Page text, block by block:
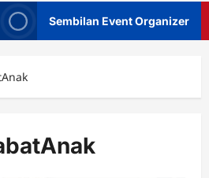
Sembilan Event Organizer